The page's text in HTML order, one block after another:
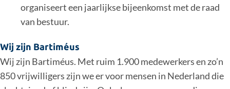
organiseert een jaarlijkse bijeenkomst met de raad
van bestuur.
Wij zijn Bartiméus
Wij zijn Bartiméus. Met ruim 1.900 medewerkers en zo’n
850 vrijwilligers zijn we er voor mensen in Nederland die